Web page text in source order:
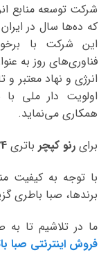
شرکت توسعه منابع
که ده‌ها سال در
این شرکت با
فناوری‌های روز به
انرژی و نهاد معتبر
اولویت دار ملی
همکاری می‌نماید.
برای رنو کپچر باتری
با توجه به کیفیت
برندها، صبا باطری
ما در تلاشیم تا
فروش اینترنتی صبا